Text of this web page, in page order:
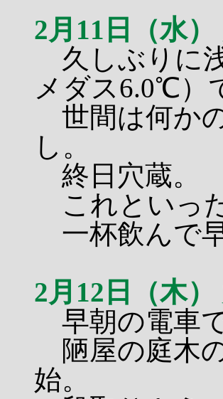
2月11日（水）
久しぶりに
メダス6.0℃）
世間は何か
し。
終日穴蔵。
これといっ
一杯飲んで早
2月12日（木
早朝の電車
陋屋の庭木
始。